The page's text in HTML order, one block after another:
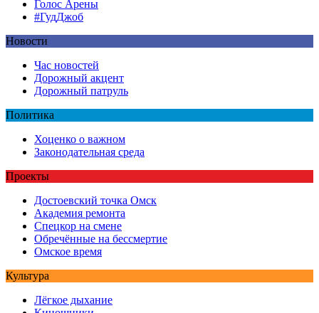
Голос Арены
#ГудДжоб
Новости
Час новостей
Дорожный акцент
Дорожный патруль
Политика
Хоценко о важном
Законодательная среда
Проекты
Достоевский точка Омск
Академия ремонта
Спецкор на смене
Обречённые на бессмертие
Омское время
Культура
Лёгкое дыхание